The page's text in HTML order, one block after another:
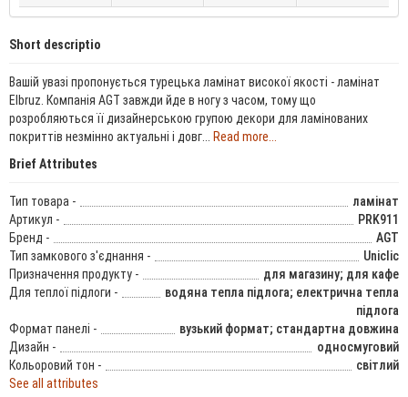
Short descriptio
Вашій увазі пропонується турецька ламінат високої якості - ламінат
Elbruz. Компанія AGT завжди йде в ногу з часом, тому що
розробляються її дизайнерською групою декори для ламінованих
покриттів незмінно актуальні і довг... Read more...
Brief Attributes
Тип товара -
ламінат
Артикул -
PRK911
Бренд -
AGT
Тип замкового з'єднання -
Uniclic
Призначення продукту -
для магазину; для кафе
Для теплої підлоги -
водяна тепла підлога; електрична тепла
підлога
Формат панелі -
вузький формат; стандартна довжина
Дизайн -
односмуговий
Кольоровий тон -
світлий
See all attributes